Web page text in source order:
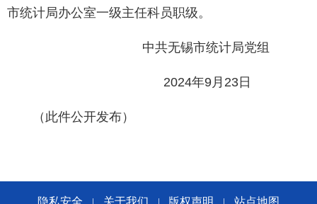
市统计局办公室一级主任科员职级。
中共无锡市统计局党组
2024年9月23日
（此件公开发布）